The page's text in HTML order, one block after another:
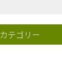
カテゴリー